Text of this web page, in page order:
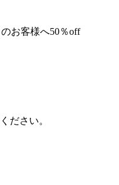
お客様へ50％off
ください。